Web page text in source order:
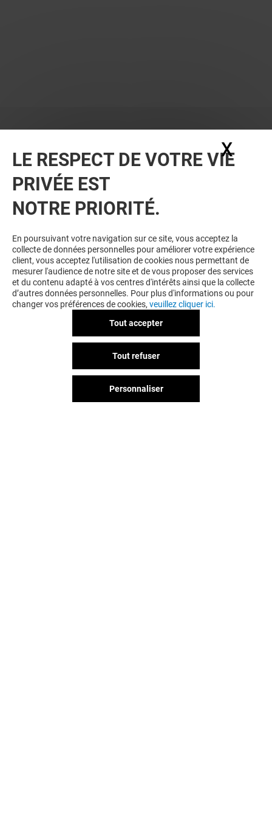
LE RESPECT DE VOTRE VIE
PRIVÉE EST
NOTRE PRIORITÉ.
En poursuivant votre navigation sur ce site, vous acceptez la
collecte de données personnelles pour améliorer votre expérience
client, vous acceptez l'utilisation de cookies nous permettant de
mesurer l'audience de notre site et de vous proposer des services
et du contenu adapté à vos centres d'intérêts ainsi que la collecte
d’autres données personnelles. Pour plus d'informations ou pour
changer vos préférences de cookies, veuillez cliquer ici.
Tout accepter
Tout refuser
Personnaliser
X